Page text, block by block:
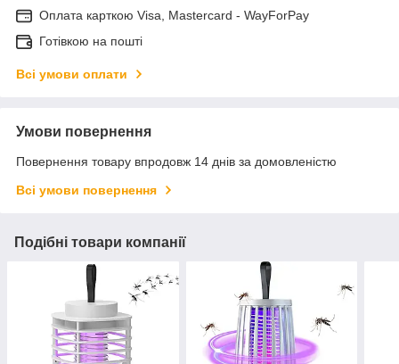
Оплата карткою Visa, Mastercard - WayForPay
Готівкою на пошті
Всі умови оплати
Умови повернення
Повернення товару впродовж 14 днів за домовленістю
Всі умови повернення
Подібні товари компанії